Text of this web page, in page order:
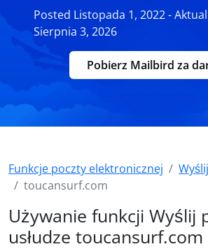
Posted Listopada 1, 2022 -
Sierpnia 3, 2026
Pobierz Mailbird za
Funkcje poczty elektronicznej
toucansurf.com
Używanie funkcji Wyślij
usłudze